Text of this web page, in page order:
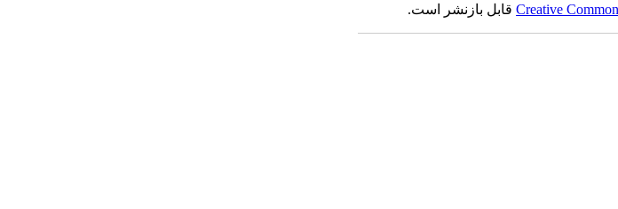
Creativeقابل بازنشر است.